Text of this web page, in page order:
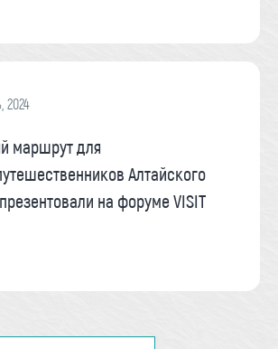
2024
маршрут для
Алтайского
на форуме VISIT